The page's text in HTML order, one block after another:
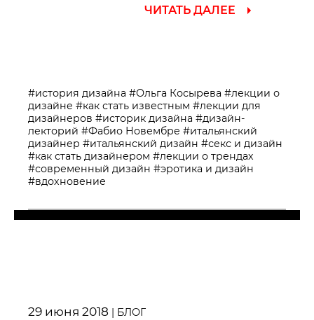
ЧИТАТЬ ДАЛЕЕ
#история дизайна #Ольга Косырева #лекции о
дизайне #как стать известным #лекции для
дизайнеров #историк дизайна #дизайн-
лекторий #Фабио Новембре #итальянский
дизайнер #итальянский дизайн #секс и дизайн
#как стать дизайнером #лекции о трендах
#современный дизайн #эротика и дизайн
#вдохновение
29 июня 2018 БЛОГ